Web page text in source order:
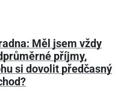
Měl jsem vždy
příjmy,
si dovolit předčasný